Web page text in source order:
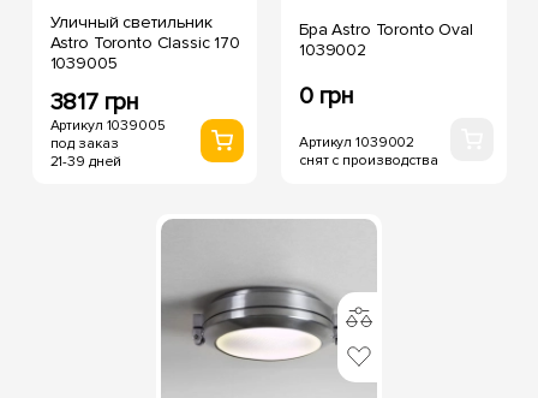
Уличный светильник
Astro Toronto Classic 170
1039005
3817 грн
Артикул 1039005
под заказ
21-39 дней
Бра Astro Toronto Oval
1039002
0 грн
Артикул 1039002
снят с производства